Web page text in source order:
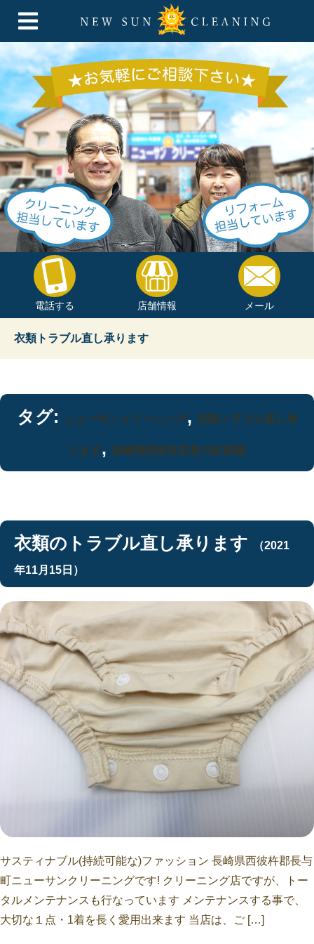
電話する 店舗情報 メール
衣類トラブル直し承ります
タグ: ニューサンクリーニング, 衣類トラブル直し承
ります, 長崎県西彼杵郡長与町岡郷
衣類のトラブル直し承ります （2021
年11月15日）
サスティナブル(持続可能な)ファッション 長崎県西彼杵郡長与
町ニューサンクリーニングです! クリーニング店ですが、トー
タルメンテナンスも行なっています メンテナンスする事で、
大切な１点・1着を長く愛用出来ます 当店は、ご […]